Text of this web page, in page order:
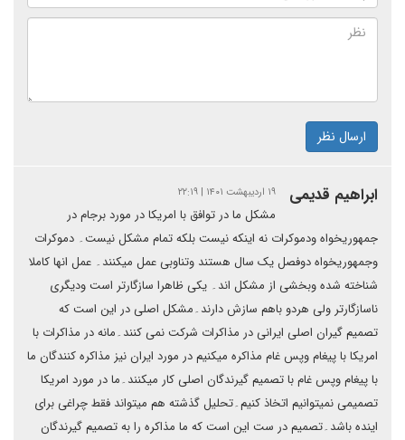
ارسال نظر
ابراهیم قدیمی ۱۹ اردیبهشت ۱۴۰۱ | ۲۲:۱۹
مشکل ما در توافق با امریکا در مورد برجام در
جمهوریخواه ودموکرات نه اینکه نیست بلکه تمام مشکل نیست۔ دموکرات
وجمهوریخواه دوفصل یک سال هستند وتناوبی عمل میکنند۔ عمل انها کاملا
شناخته شده وبخشی از مشکل اند۔ یکی ظاهرا سازگارتر است ودیگری
ناسازگارتر ولی هردو باهم سازش دارند۔مشکل اصلی در این است که
تصمیم گیران اصلی ایرانی در مذاکرات شرکت نمی کنند۔مانه در مذاکرات با
امریکا با پیغام وپس غام مذاکره میکنیم در مورد ایران نیز مذاکره کنندگان ما
با پیغام وپس غام با تصمیم گیرندگان اصلی کار میکنند۔ما در مورد امریکا
تصمیمی نمیتوانیم اتخاذ کنیم۔تحلیل گذشته هم میتواند فقط چراغی برای
اینده باشد۔تصمیم در ست این است که ما مذاکره را به تصمیم گیرندگان